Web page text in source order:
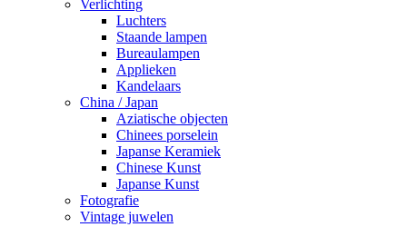
Verlichting
Luchters
Staande lampen
Bureaulampen
Applieken
Kandelaars
China / Japan
Aziatische objecten
Chinees porselein
Japanse Keramiek
Chinese Kunst
Japanse Kunst
Fotografie
Vintage juwelen